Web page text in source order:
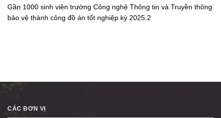
Gần 1000 sinh viên trường Công nghệ Thông tin và Truyền thông
bảo vệ thành công đồ án tốt nghiệp kỳ 2025.2
CÁC ĐƠN VỊ